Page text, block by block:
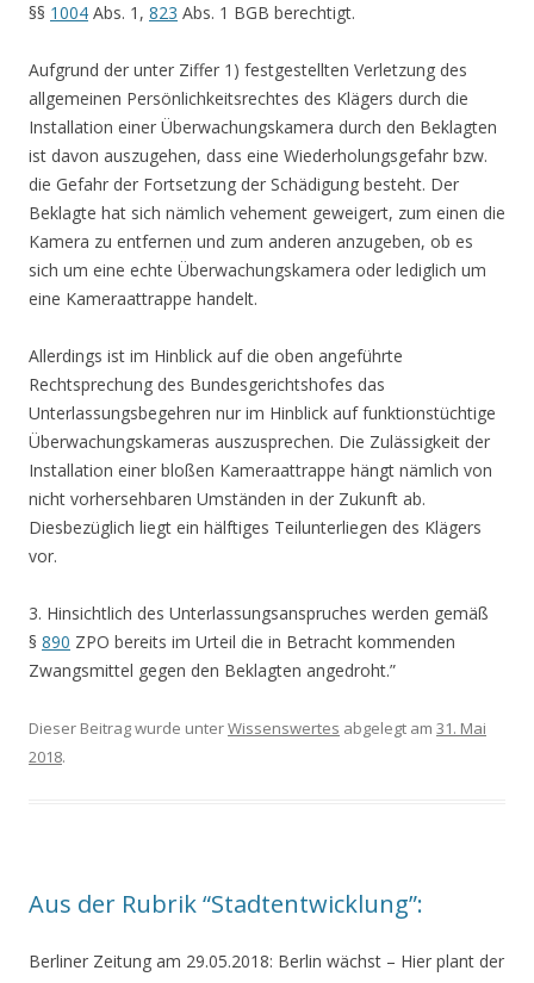
§§ 1004 Abs. 1, 823 Abs. 1 BGB berechtigt.
Aufgrund der unter Ziffer 1) festgestellten Verletzung des
allgemeinen Persönlichkeitsrechtes des Klägers durch die
Installation einer Überwachungskamera durch den Beklagten
ist davon auszugehen, dass eine Wiederholungsgefahr bzw.
die Gefahr der Fortsetzung der Schädigung besteht. Der
Beklagte hat sich nämlich vehement geweigert, zum einen die
Kamera zu entfernen und zum anderen anzugeben, ob es
sich um eine echte Überwachungskamera oder lediglich um
eine Kameraattrappe handelt.
Allerdings ist im Hinblick auf die oben angeführte
Rechtsprechung des Bundesgerichtshofes das
Unterlassungsbegehren nur im Hinblick auf funktionstüchtige
Überwachungskameras auszusprechen. Die Zulässigkeit der
Installation einer bloßen Kameraattrappe hängt nämlich von
nicht vorhersehbaren Umständen in der Zukunft ab.
Diesbezüglich liegt ein hälftiges Teilunterliegen des Klägers
vor.
3. Hinsichtlich des Unterlassungsanspruches werden gemäß
§ 890 ZPO bereits im Urteil die in Betracht kommenden
Zwangsmittel gegen den Beklagten angedroht.”
Dieser Beitrag wurde unterWissenswertes abgelegt am 31. Mai
2018.
Aus der Rubrik “Stadtentwicklung”:
Berliner Zeitung am 29.05.2018: Berlin wächst – Hier plant der